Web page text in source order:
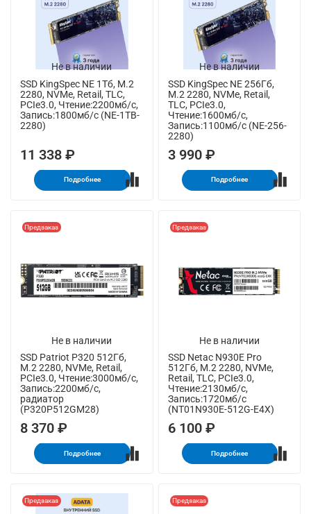
Не в наличии
SSD KingSpec NE 1Тб, M.2
2280, NVMe, Retail, TLC,
PCIe3.0, Чтение:2200мб/с,
Запись:1800мб/с (NE-1TB-
2280)
11 338 ₽
Подробнее
Не в наличии
SSD KingSpec NE 256Гб,
M.2 2280, NVMe, Retail,
TLC, PCIe3.0,
Чтение:1600мб/с,
Запись:1100мб/с (NE-256-
2280)
3 990 ₽
Подробнее
Не в наличии
Предзаказ
SSD Patriot P320 512Гб,
M.2 2280, NVMe, Retail,
PCIe3.0, Чтение:3000мб/с,
Запись:2200мб/с,
радиатор
(P320P512GM28)
8 370 ₽
Подробнее
Не в наличии
Предзаказ
SSD Netac N930E Pro
512Гб, M.2 2280, NVMe,
Retail, TLC, PCIe3.0,
Чтение:2130мб/с,
Запись:1720мб/с
(NT01N930E-512G-E4X)
6 100 ₽
Подробнее
Предзаказ Предзаказ